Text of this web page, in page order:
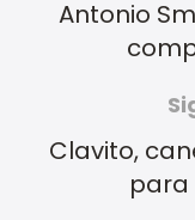
Antonio
Clavito,
para